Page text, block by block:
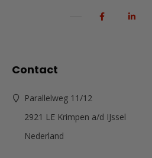
Contact
Parallelweg 11/12
2921 LE Krimpen a/d IJssel
Nederland